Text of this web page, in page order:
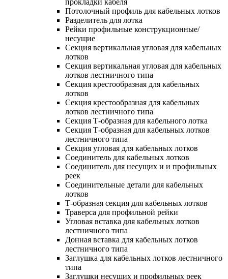
Потолочный профиль для кабельных лотков
Разделитель для лотка
Рейки профильные конструкционные/
несущие
Секция вертикальная угловая для кабельных
лотков
Секция вертикальная угловая для кабельных
лотков лестничного типа
Секция крестообразная для кабельных
лотков
Секция крестообразная для кабельных
лотков лестничного типа
Секция Т-образная для кабельного лотка
Секция Т-образная для кабельных лотков
лестничного типа
Секция угловая для кабельных лотков
Соединитель для кабельных лотков
Соединитель для несущих и и профильных
реек
Соединительные детали для кабельных
лотков
Т-образная секция для кабельных лотков
Траверса для профильной рейки
Угловая вставка для кабельных лотков
лестничного типа
Донная вставка для кабельных лотков
лестничного типа
Заглушка для кабельных лотков лестничного
типа
Заглушки несущих и профильных реек